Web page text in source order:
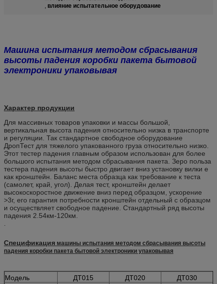
, влияние испытательное оборудование
Машина испытания методом сбрасывания
высоты падения коробки пакета бытовой
электроники упаковывая
Характер продукции
Для массивных товаров упаковки и массы большой,
вертикальная высота падения относительно низка в транспорте
и регуляции. Так стандартное свободное оборудование
ДропТест для тяжелого упакованного груза относительно низко.
Этот тестер падения главным образом использован для более
большого испытания методом сбрасывания пакета. Зеро польза
тестера падения высоты быстро двигает вниз установку вилки е
как кронштейн. Баланс места образца как требование к теста
(самолет, край, угол). Делая тест, кронштейн делает
высокоскоростное движение вниз перед образцом, ускорение
>3г, его гарантия потребности кронштейн отдельный с образцом
и осуществляет свободное падение. Стандартный ряд высоты
падения 2.54км-120км.
Спецификация машины испытания методом сбрасывания высоты
падения коробки пакета бытовой электроники упаковывая
Модель ДТ015 ДТ020 ДТ030